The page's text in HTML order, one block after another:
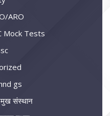
ARO
Mock Tests
gs
संस्थान